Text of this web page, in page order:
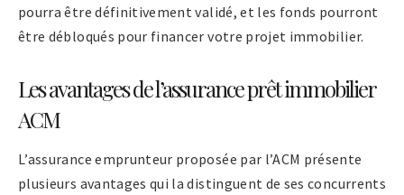
pourra être définitivement validé, et les fonds pourront
être débloqués pour financer votre projet immobilier.
Les avantages de l’assurance prêt immobilier
ACM
L’assurance emprunteur proposée par l’ACM présente
plusieurs avantages qui la distinguent de ses concurrents